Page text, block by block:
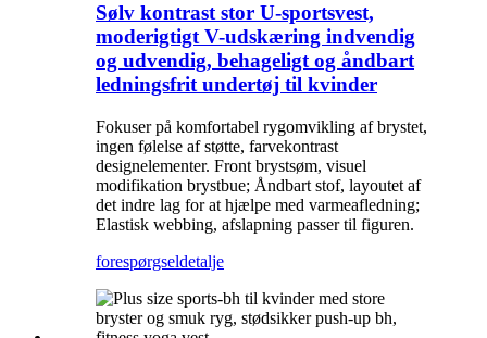
Sølv kontrast stor U-sportsvest,
moderigtigt V-udskæring indvendig
og udvendig, behageligt og åndbart
ledningsfrit undertøj til kvinder
Fokuser på komfortabel rygomvikling af brystet,
ingen følelse af støtte, farvekontrast
designelementer. Front brystsøm, visuel
modifikation brystbue; Åndbart stof, layoutet af
det indre lag for at hjælpe med varmeafledning;
Elastisk webbing, afslapning passer til figuren.
forespørgseldetalje